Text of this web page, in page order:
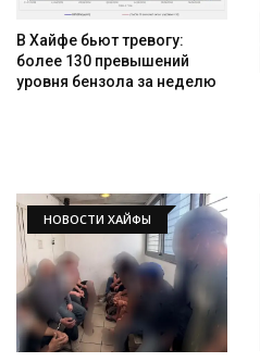
В Хайфе бьют тревогу:
более 130 превышений
уровня бензола за неделю
НОВОСТИ ХАЙФЫ